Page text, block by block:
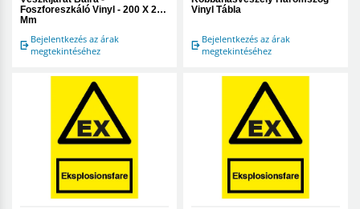
Foszforeszkáló Vinyl - 200 X 200
Mm
Bejelentkezés az árak
megtekintéséhez
Vinyl Tábla
Bejelentkezés az árak
megtekintéséhez